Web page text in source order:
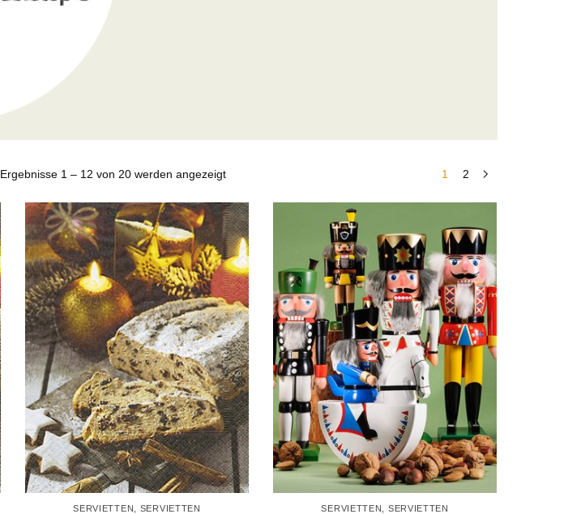
Ergebnisse 1 – 12 von 20 werden angezeigt 1 2
SERVIETTEN SERVIETTEN SERVIETTEN SERVIETTEN